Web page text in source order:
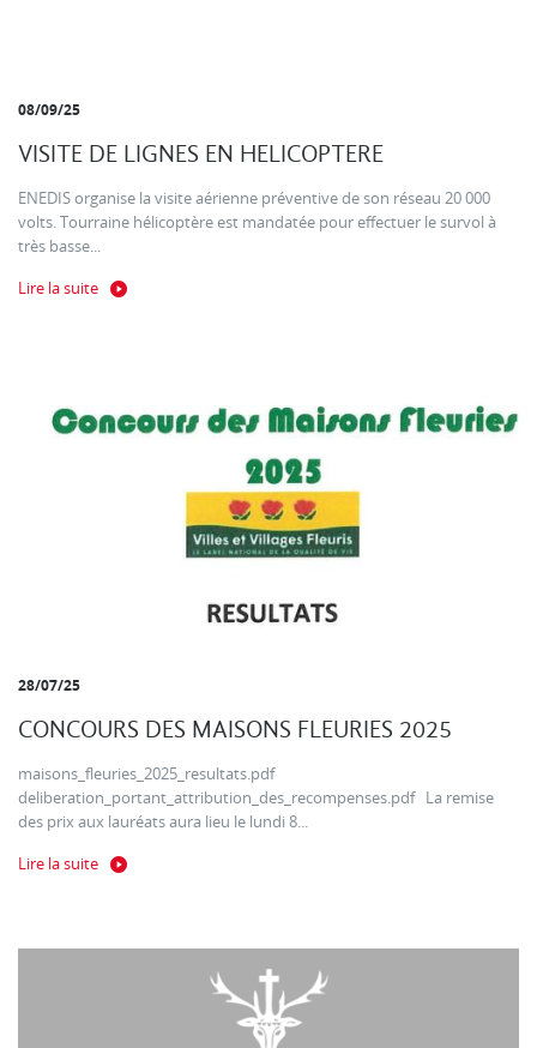
08/09/25
VISITE DE LIGNES EN HELICOPTERE
ENEDIS organise la visite aérienne préventive de son réseau 20 000
volts. Tourraine hélicoptère est mandatée pour effectuer le survol à
très basse...
Lire la suite
28/07/25
CONCOURS DES MAISONS FLEURIES 2025
maisons_fleuries_2025_resultats.pdf
deliberation_portant_attribution_des_recompenses.pdf La remise
des prix aux lauréats aura lieu le lundi 8...
Lire la suite